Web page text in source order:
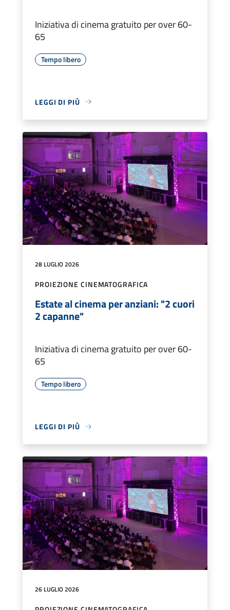
Iniziativa di cinema gratuito per over 60-
65
Tempo libero
LEGGI DI PIÙ
28 LUGLIO 2026
PROIEZIONE CINEMATOGRAFICA
Estate al cinema per anziani: "2 cuori
2 capanne"
Iniziativa di cinema gratuito per over 60-
65
Tempo libero
LEGGI DI PIÙ
26 LUGLIO 2026